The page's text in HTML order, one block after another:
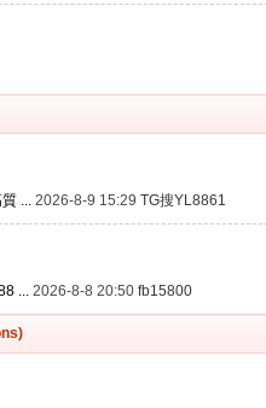
... 2026-8-9 15:29 TG搜YL8861
... 2026-8-8 20:50 fb15800